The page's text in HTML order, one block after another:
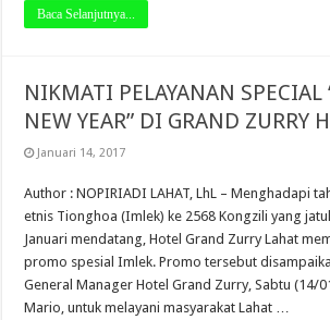
Baca Selanjutnya...
NIKMATI PELAYANAN SPECIAL
NEW YEAR” DI GRAND ZURRY
Januari 14, 2017
Author : NOPIRIADI LAHAT, LhL – Menghadapi
etnis Tionghoa (Imlek) ke 2568 Kongzili yang
Januari mendatang, Hotel Grand Zurry Lahat
promo spesial Imlek. Promo tersebut
General Manager Hotel Grand Zurry, Sabtu (14/
Mario, untuk melayani masyarakat Lahat …